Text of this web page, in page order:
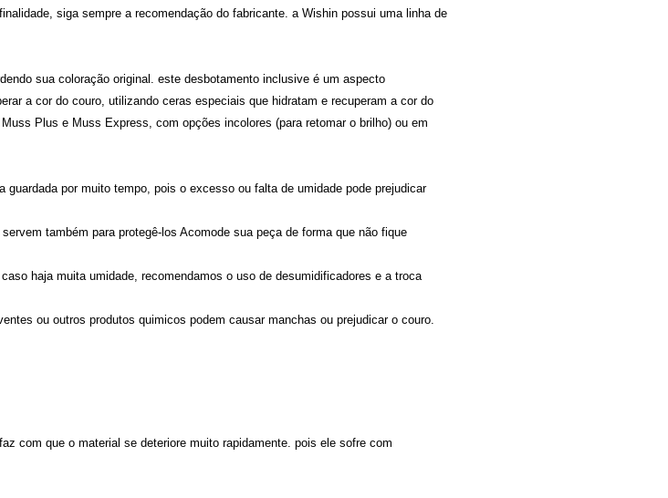
siga sempre a recomendação do fabricante. a Wishin possui uma linha de
sua coloração original. este desbotamento inclusive é um aspecto
a cor do couro, utilizando ceras especiais que hidratam e recuperam a cor do
Plus e Muss Express, com opções incolores (para retomar o brilho) ou em
guardada por muito tempo, pois o excesso ou falta de umidade pode prejudicar
também para protegê-los Acomode sua peça de forma que não fique
haja muita umidade, recomendamos o uso de desumidificadores e a troca
ou outros produtos quimicos podem causar manchas ou prejudicar o couro.
com que o material se deteriore muito rapidamente. pois ele sofre com